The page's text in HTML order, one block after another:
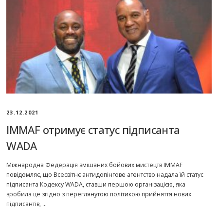
23.12.2021
IMMAF отримує статус підписанта
WADA
Міжнародна Федерація змішаних бойових мистецтв IMMAF
повідомляє, що Всесвітнє антидопінгове агентство надала їй статус
підписанта Кодексу WADA, ставши першою організацією, яка
зробила це згідно з переглянутою політикою прийняття нових
підписантів, …